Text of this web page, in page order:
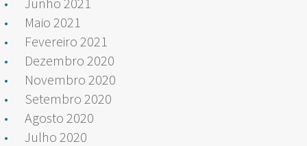
Maio 2021
Fevereiro 2021
Dezembro 2020
Novembro 2020
Setembro 2020
Agosto 2020
Julho 2020